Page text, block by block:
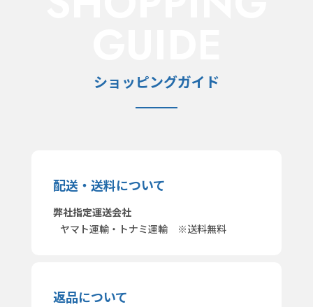
ショッピングガイド
配送・送料について
弊社指定運送会社
ヤマト運輸・トナミ運輸 ※送料無料
返品について